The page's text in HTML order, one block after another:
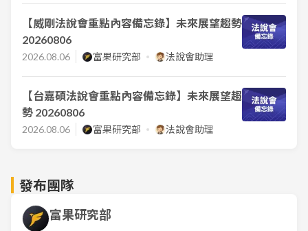
【威剛法說會重點內容備忘錄】未來展望趨勢
20260806
2026.08.06 富果研究部 法說會助理
【台嘉碩法說會重點內容備忘錄】未來展望趨
勢 20260806
2026.08.06 富果研究部 法說會助理
發布團隊
富果研究部